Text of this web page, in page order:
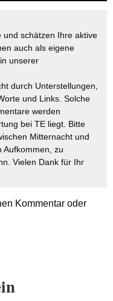
schätzen Ihre aktive
auch als eigene
unserer
durch Unterstellungen,
und Links. Solche
werden
bei TE liegt. Bitte
Mitternacht und
Aufkommen, zu
Vielen Dank für Ihr
Kommentar oder